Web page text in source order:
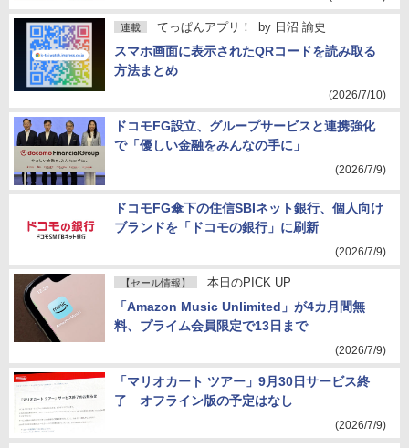
連載 てっぱんアプリ！ by 日沼 諭史
スマホ画面に表示されたQRコードを読み取る
方法まとめ
(2026/7/10)
ドコモFG設立、グループサービスと連携強化
で「優しい金融をみんなの手に」
(2026/7/9)
ドコモFG傘下の住信SBIネット銀行、個人向け
ブランドを「ドコモの銀行」に刷新
(2026/7/9)
【セール情報】 本日のPICK UP
「Amazon Music Unlimited」が4カ月間無
料、プライム会員限定で13日まで
(2026/7/9)
「マリオカート ツアー」9月30日サービス終
了 オフライン版の予定はなし
(2026/7/9)